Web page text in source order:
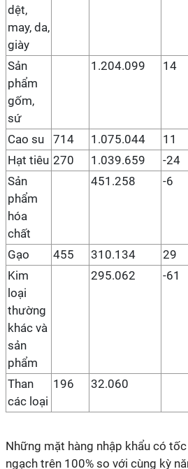
dệt,
may, da,
giày
Sản
phẩm
gốm,
sứ
1.204.099 14
Cao su 714 1.075.044 11
Hạt tiêu 270 1.039.659 -24
Sản
phẩm
hóa
chất
451.258 -6
Gạo 455 310.134 29
Kim
loại
thường
khác và
sản
phẩm
295.062 -61
Than
các loại
196 32.060
Những mặt hàng nhập khẩu có
ngạch trên 100% so với cùng kỳ